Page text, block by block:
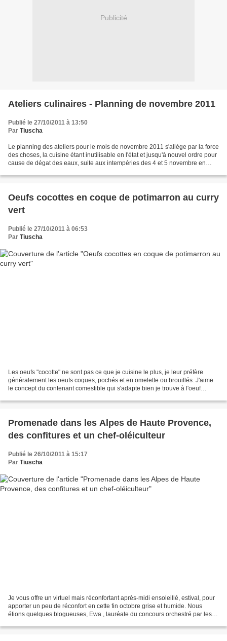
Publicité
Ateliers culinaires - Planning de novembre 2011
Publié le 27/10/2011 à 13:50
Par Tiuscha
Le planning des ateliers pour le mois de novembre 2011 s'allège par la force
des choses, la cuisine étant inutilisable en l'état et jusqu'à nouvel ordre pour
cause de dégat des eaux, suite aux intempéries des 4 et 5 novembre en
Oeufs cocottes en coque de potimarron au curry
vert
Publié le 27/10/2011 à 06:53
Par Tiuscha
Les oeufs "cocotte" ne sont pas ce que je cuisine le plus, je leur préfère
généralement les oeufs coques, pochés et en omelette ou brouillés. J'aime
le concept du contenant comestible qui s'adapte bien je trouve à l'oeuf
Promenade dans les Alpes de Haute Provence,
des confitures et un chef-oléiculteur
Publié le 26/10/2011 à 15:17
Par Tiuscha
Je vous offre un virtuel mais réconfortant après-midi ensoleillé, estival, pour
apporter un peu de réconfort en cette fin octobre grise et humide. Nous
étions quelques blogueuses, Ewa , lauréate du concours orchestré par les